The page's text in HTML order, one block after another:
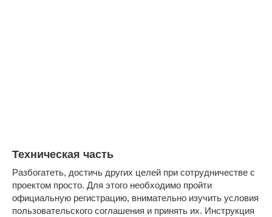
Техническая часть
Разбогатеть, достичь других целей при сотрудничестве с
проектом просто. Для этого необходимо пройти
официальную регистрацию, внимательно изучить условия
пользовательского соглашения и принять их. Инструкция